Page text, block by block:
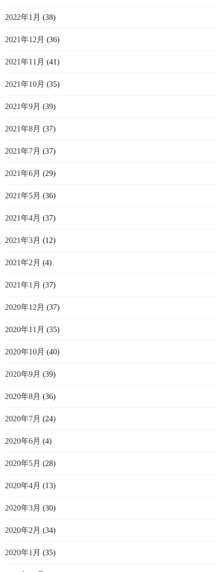
2022年1月 (38)
2021年12月 (36)
2021年11月 (41)
2021年10月 (35)
2021年9月 (39)
2021年8月 (37)
2021年7月 (37)
2021年6月 (29)
2021年5月 (36)
2021年4月 (37)
2021年3月 (12)
2021年2月 (4)
2021年1月 (37)
2020年12月 (37)
2020年11月 (35)
2020年10月 (40)
2020年9月 (39)
2020年8月 (36)
2020年7月 (24)
2020年6月 (4)
2020年5月 (28)
2020年4月 (13)
2020年3月 (30)
2020年2月 (34)
2020年1月 (35)